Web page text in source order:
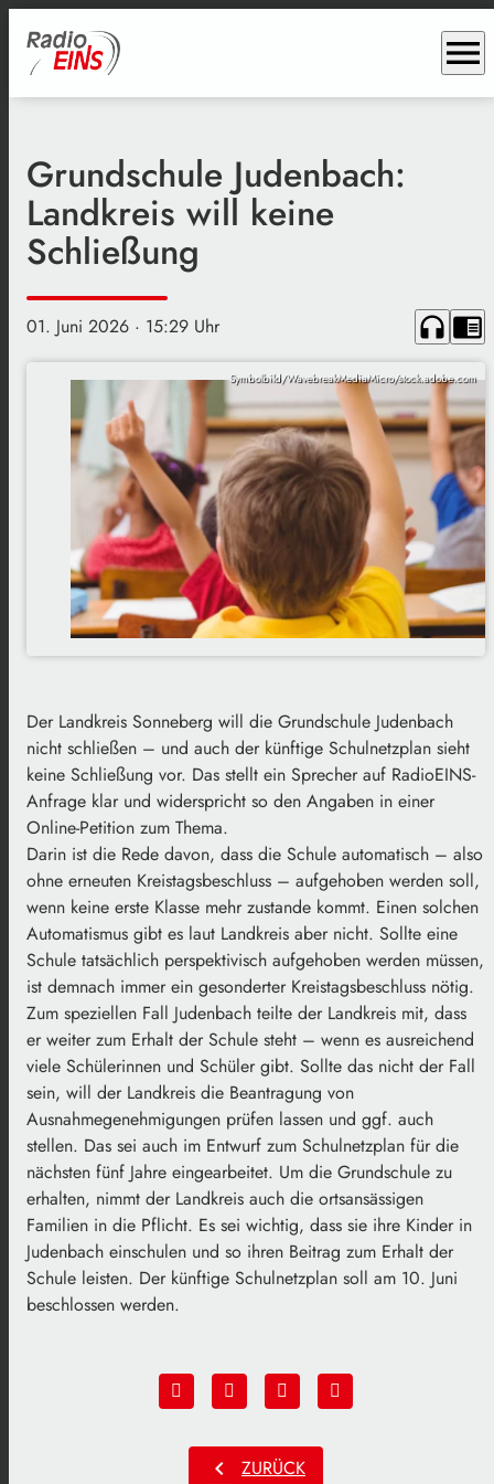
menu
Grundschule Judenbach:
Landkreis will keine
Schließung
01. Juni 2026 · 15:29 Uhr headphones chrome_reader_mode
Symbolbild/WavebreakMediaMicro/stock.adobe.com
Der Landkreis Sonneberg will die Grundschule Judenbach
nicht schließen – und auch der künftige Schulnetzplan sieht
keine Schließung vor. Das stellt ein Sprecher auf RadioEINS-
Anfrage klar und widerspricht so den Angaben in einer
Online-Petition zum Thema.
Darin ist die Rede davon, dass die Schule automatisch – also
ohne erneuten Kreistagsbeschluss – aufgehoben werden soll,
wenn keine erste Klasse mehr zustande kommt. Einen solchen
Automatismus gibt es laut Landkreis aber nicht. Sollte eine
Schule tatsächlich perspektivisch aufgehoben werden müssen,
ist demnach immer ein gesonderter Kreistagsbeschluss nötig.
Zum speziellen Fall Judenbach teilte der Landkreis mit, dass
er weiter zum Erhalt der Schule steht – wenn es ausreichend
viele Schülerinnen und Schüler gibt. Sollte das nicht der Fall
sein, will der Landkreis die Beantragung von
Ausnahmegenehmigungen prüfen lassen und ggf. auch
stellen. Das sei auch im Entwurf zum Schulnetzplan für die
nächsten fünf Jahre eingearbeitet. Um die Grundschule zu
erhalten, nimmt der Landkreis auch die ortsansässigen
Familien in die Pflicht. Es sei wichtig, dass sie ihre Kinder in
Judenbach einschulen und so ihren Beitrag zum Erhalt der
Schule leisten. Der künftige Schulnetzplan soll am 10. Juni
beschlossen werden.
chevron_left ZURÜCK